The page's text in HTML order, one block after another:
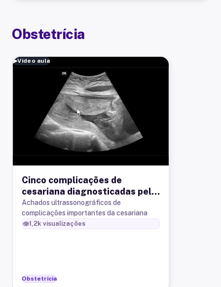
Obstetrícia
▶Vídeo aula
Cinco complicações de
cesariana diagnosticadas pela
ultrassonografia
Achados ultrassonográficos de
complicações importantes da cesariana
👁️1,2k visualizações
Obstetrícia